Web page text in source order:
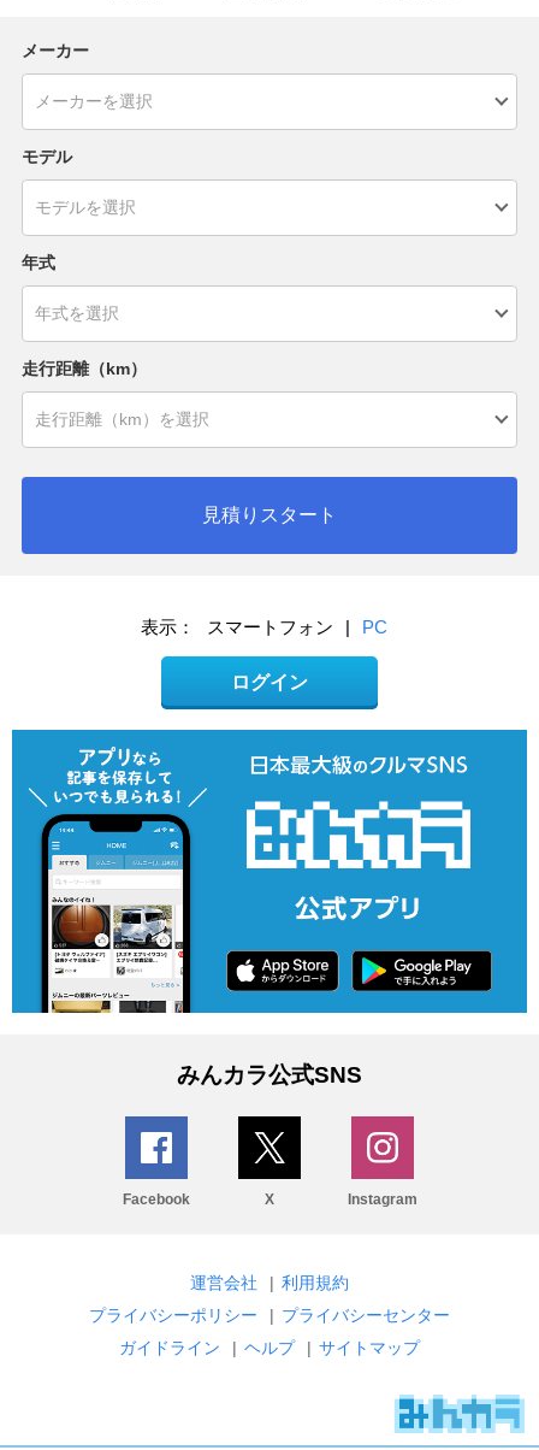
メーカー
モデル
年式
走行距離（km）
見積りスタート
表示： スマートフォン | PC
ログイン
みんカラ公式SNS
Facebook X Instagram
運営会社 | 利用規約
プライバシーポリシー
| プライバシーセンター
ガイドライン
| ヘルプ | サイトマップ